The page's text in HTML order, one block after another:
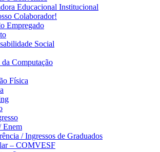
Educacional Institucional
Colaborador!
Empregado
Social
Computação
Física
Enem
/ Ingressos de Graduados
– COMVESF